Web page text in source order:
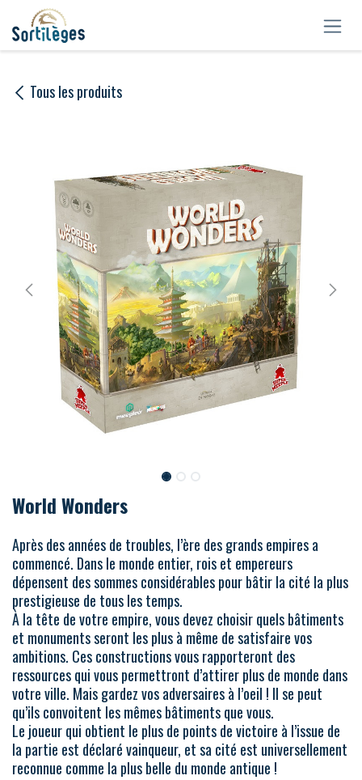
Se rendre au contenu
Tous les produits
World Wonders
Après des années de troubles, l’ère des grands empires a
commencé. Dans le monde entier, rois et empereurs
dépensent des sommes considérables pour bâtir la cité la plus
prestigieuse de tous les temps.
À la tête de votre empire, vous devez choisir quels bâtiments
et monuments seront les plus à même de satisfaire vos
ambitions. Ces constructions vous rapporteront des
ressources qui vous permettront d’attirer plus de monde dans
votre ville. Mais gardez vos adversaires à l’oeil ! Il se peut
qu’ils convoitent les mêmes bâtiments que vous.
Le joueur qui obtient le plus de points de victoire à l’issue de
la partie est déclaré vainqueur, et sa cité est universellement
reconnue comme la plus belle du monde antique !